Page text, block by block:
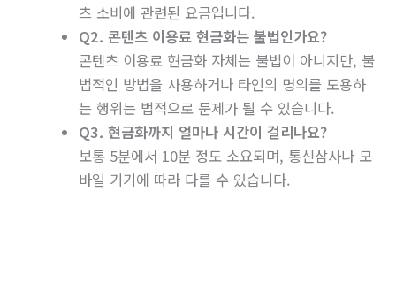
츠 소비에 관련된 요금입니다.
Q2. 콘텐츠 이용료 현금화는 불법인가요?
콘텐츠 이용료 현금화 자체는 불법이 아니지만, 불
법적인 방법을 사용하거나 타인의 명의를 도용하
는 행위는 법적으로 문제가 될 수 있습니다.
Q3. 현금화까지 얼마나 시간이 걸리나요?
보통 5분에서 10분 정도 소요되며, 통신삼사나 모
바일 기기에 따라 다를 수 있습니다.